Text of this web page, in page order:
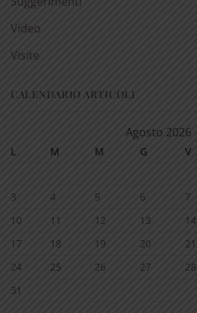
Video
Visite
CALENDARIO ARTICOLI
Agosto 2026
L M M G V
3
4 5 6 7
10
11 12 13 14
17
18 19 20 21
24
25 26 27 28
31